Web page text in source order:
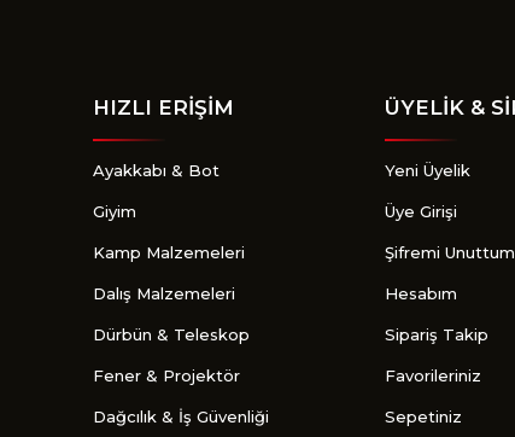
HIZLI ERİŞİM
Ayakkabı & Bot
Giyim
Kamp Malzemeleri
Dalış Malzemeleri
Dürbün & Teleskop
Fener & Projektör
Dağcılık & İş Güvenliği
ÜYELİK &
Yeni Üyelik
Üye Girişi
Şifremi Unuttum
Hesabım
Sipariş Takip
Favorileriniz
Sepetiniz